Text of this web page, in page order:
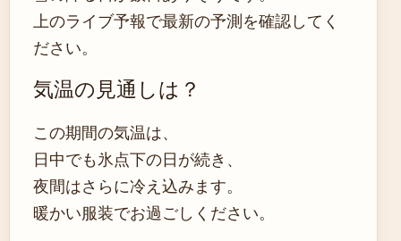
上のライブ予報で最新の予測を確認してく
ださい。
気温の見通しは？
この期間の気温は、
日中でも氷点下の日が続き、
夜間はさらに冷え込みます。
暖かい服装でお過ごしください。